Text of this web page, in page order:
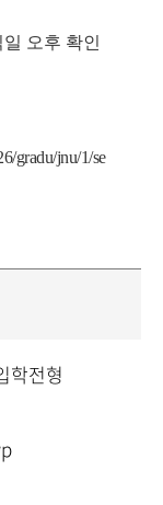
오후 확인
gradu/jnu/1/se
학전형